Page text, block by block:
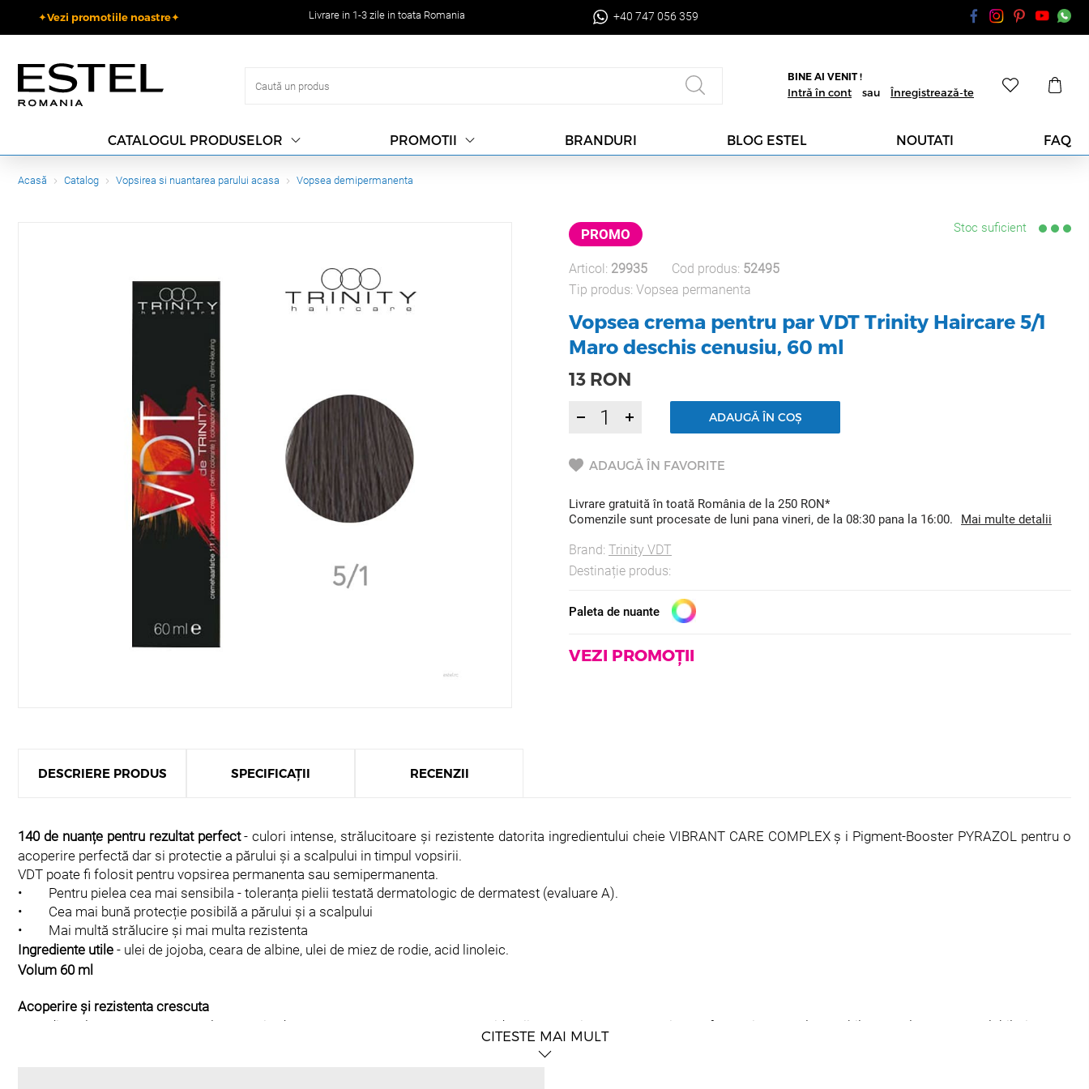
✦Vezi promotiile noastre✦ Livrare in 1-3 zile in toata Romania +40 747 056 359
BINE AI VENIT !
Intră în cont sau Înregistrează-te
CATALOGUL PRODUSELOR PROMOTII BRANDURI BLOG ESTEL NOUTATI FAQ
Acasă Catalog Vopsirea si nuantarea parului acasa Vopsea demipermanenta
Stoc suficient
PROMO
Articol: 29935 Cod produs: 52495
Tip produs: Vopsea permanenta
Vopsea crema pentru par VDT Trinity Haircare 5/1
Maro deschis cenusiu, 60 ml
13 RON
ADAUGĂ ÎN COȘ
ADAUGĂ ÎN FAVORITE
Livrare gratuită în toată România de la 250 RON*
Comenzile sunt procesate de luni pana vineri, de la 08:30 pana la 16:00.
Mai multe detalii
Brand: Trinity VDT
Destinație produs:
Paleta de nuante
VEZI PROMOȚII
DESCRIERE PRODUS SPECIFICAȚII RECENZII
140 de nuanțe pentru rezultat perfect- culori intense, strălucitoare și rezistente datorita ingredientului cheie VIBRANT CARE COMPLEX ș i Pigment-Booster PYRAZOL pentru o
acoperire perfectă dar si protectie a părului și a scalpului in timpul vopsirii.
VDT poate fi folosit pentru vopsirea permanenta sau semipermanenta.
• Pentru pielea cea mai sensibila - toleranța pielii testată dermatologic de dermatest (evaluare A).
• Cea mai bună protecție posibilă a părului și a scalpului
• Mai multă strălucire și mai multa rezistenta
Ingrediente utile - ulei de jojoba, ceara de albine, ulei de miez de rodie, acid linoleic.
Volum 60 ml
Acoperire și rezistenta crescuta
Ingredientele VDT sunt atent selectate si adaptate pemtru amestecarea cu oxidantii VDT, asigura o acoperire perfecta si un rezultat stabil. Acest lucru este valabil și pentru
CITESTE MAI MULT